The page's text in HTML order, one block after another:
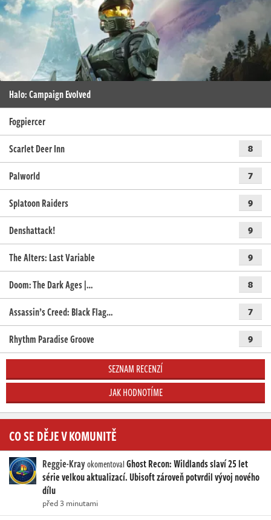
Halo: Campaign Evolved
Fogpiercer
Scarlet Deer Inn
8
Palworld 7
Splatoon Raiders 9
Denshattack! 9
The Alters: Last Variable 9
Doom: The Dark Ages |… 8
Assassin’s Creed: Black Flag… 7
Rhythm Paradise Groove 9
SEZNAM RECENZÍ
JAK HODNOTÍME
CO SE DĚJE V KOMUNITĚ
Reggie-KrayokomentovalGhost Recon: Wildlands slaví 25 let
série velkou aktualizací. Ubisoft zároveň potvrdil vývoj nového
dílu
před 3 minutami